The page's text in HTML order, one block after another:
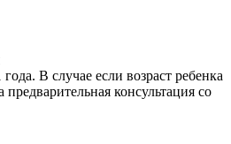
В случае если возраст ребенка
консультация со